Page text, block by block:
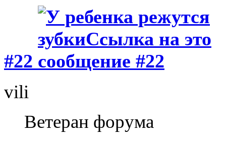
#22
vili
Ветеран форума